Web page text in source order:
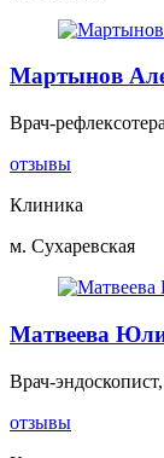
Мартынов
Врач-
отзывы
Клиника
м. Сухаревская
Матвеева
Врач-
отзывы